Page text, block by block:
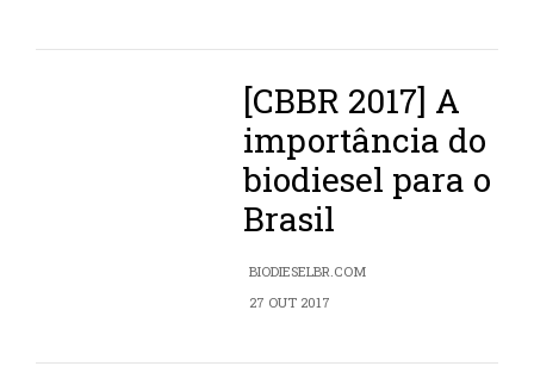
[CBBR 2017] A
importância do
biodiesel para o
Brasil
BIODIESELBR.COM
27 OUT 2017